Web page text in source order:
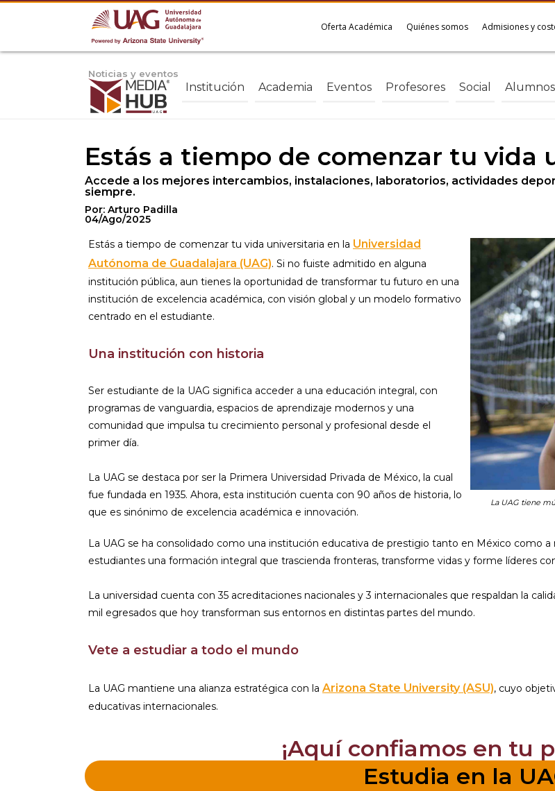
Oferta Académica Quiénes somos Admisiones y
Noticias y eventos
Institución Academia Eventos Profesores Social Alumnos
Estás a tiempo de comenzar tu vida
Accede a los mejores intercambios, instalaciones, laboratorios, actividades
siempre.
Por: Arturo Padilla
04/Ago/2025
Estás a tiempo de comenzar tu vida universitaria en la Universidad
Autónoma de Guadalajara (UAG). Si no fuiste admitido en alguna
institución pública, aun tienes la oportunidad de transformar tu futuro en una
institución de excelencia académica, con visión global y un modelo formativo
centrado en el estudiante.
Una institución con historia
Ser estudiante de la UAG significa acceder a una educación integral, con
programas de vanguardia, espacios de aprendizaje modernos y una
comunidad que impulsa tu crecimiento personal y profesional desde el
primer día.
La UAG se destaca por ser la Primera Universidad Privada de México, la cual
fue fundada en 1935. Ahora, esta institución cuenta con 90 años de historia, lo
que es sinónimo de excelencia académica e innovación.
La UAG tiene
La UAG se ha consolidado como una institución educativa de prestigio tanto en México como
estudiantes una formación integral que trascienda fronteras, transforme vidas y forme líderes
La universidad cuenta con 35 acreditaciones nacionales y 3 internacionales que respaldan la
mil egresados que hoy transforman sus entornos en distintas partes del mundo.
Vete a estudiar a todo el mundo
La UAG mantiene una alianza estratégica con la Arizona State University (ASU), cuyo
educativas internacionales.
¡Aquí confiamos en tu
Estudia en la